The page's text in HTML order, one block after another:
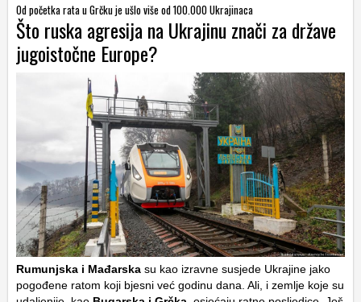
Od početka rata u Grčku je ušlo više od 100.000 Ukrajinaca
Što ruska agresija na Ukrajinu znači za države
jugoistočne Europe?
Rumunjska i Mađarska su kao izravne susjede Ukrajine jako
pogođene ratom koji bjesni već godinu dana. Ali, i zemlje koje su